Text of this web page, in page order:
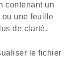
contenant un
ou une feuille
de clarté.
le fichier